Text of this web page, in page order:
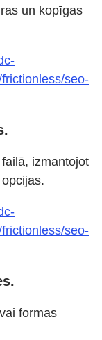
un kopīgas
seo-
izmantojot
seo-
formas